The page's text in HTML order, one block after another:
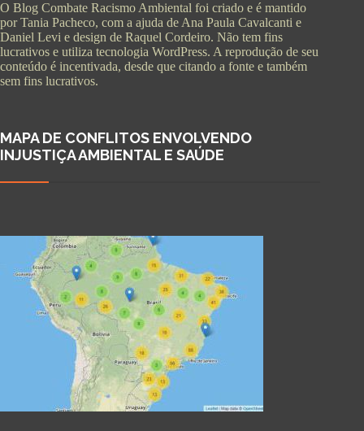
O Blog Combate Racismo Ambiental foi criado e é mantido
por Tania Pacheco, com a ajuda de Ana Paula Cavalcanti e
Daniel Levi e design de Raquel Cordeiro. Não tem fins
lucrativos e utiliza tecnologia WordPress. A reprodução de seu
conteúdo é incentivada, desde que citando a fonte e também
sem fins lucrativos.
MAPA DE CONFLITOS ENVOLVENDO
INJUSTIÇA AMBIENTAL E SAÚDE